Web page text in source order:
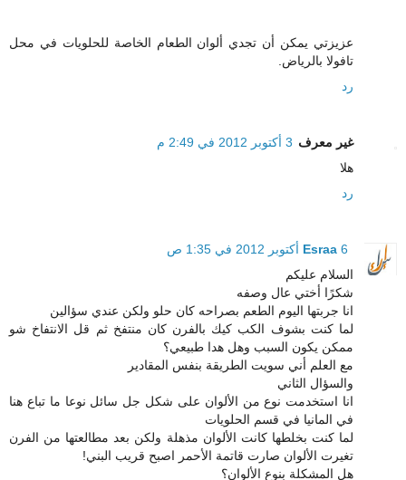
عزيزتي يمكن أن تجدي ألوان الطعام الخاصة للحلويات في محل
تافولا بالرياض.
رد
غير معرف 3 أكتوبر 2012 في 2:49 م
هلا
رد
Esraa 6 أكتوبر 2012 في 1:35 ص
السلام عليكم
شكرًا أختي عال وصفه
انا جربتها اليوم الطعم بصراحه كان حلو ولكن عندي سؤالين
لما كنت بشوف الكب كيك بالفرن كان منتفخ ثم قل الانتفاخ شو
ممكن يكون السبب وهل هدا طبيعي؟
مع العلم أني سويت الطريقة بنفس المقادير
والسؤال الثاني
انا استخدمت نوع من الألوان على شكل جل سائل نوعا ما تباع هنا
في المانيا في قسم الحلويات
لما كنت بخلطها كانت الألوان مذهلة ولكن بعد مطالعتها من الفرن
تغيرت الألوان صارت قاتمة الأحمر اصبح قريب البني!
هل المشكلة بنوع الألوان؟